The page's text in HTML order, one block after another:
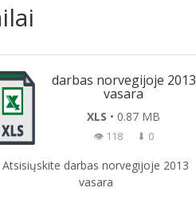
darbas norvegijoje 2013
vasara
XLS • 0.87 MB
👁 118 ⬇ 0
Atsisiųskite darbas norvegijoje 2013
vasara